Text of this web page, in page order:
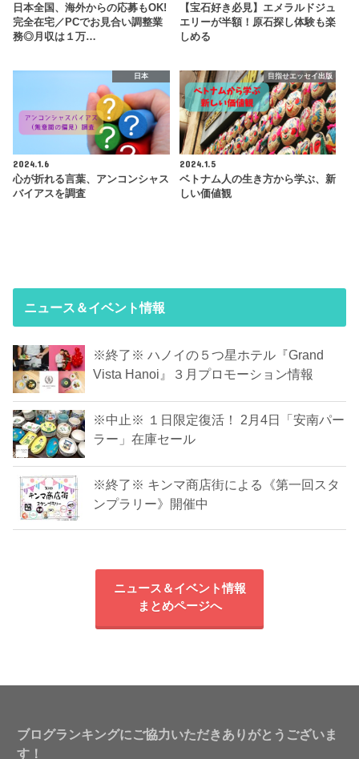
日本全国、海外からの応募もOK!
完全在宅／PCでお見合い調整業
務◎月収は１万…
【宝石好き必見】エメラルドジュ
エリーが半額！原石探し体験も楽
しめる
日本
2024.1.6
心が折れる言葉、アンコンシャス
バイアスを調査
目指せエッセイ出版
2024.1.5
ベトナム人の生き方から学ぶ、新
しい価値観
ニュース＆イベント情報
※終了※ ハノイの５つ星ホテル『Grand
Vista Hanoi』３月プロモーション情報
※中止※ １日限定復活！ 2月4日「安南パー
ラー」在庫セール
※終了※ キンマ商店街による《第一回スタ
ンプラリー》開催中
ニュース＆イベント情報
まとめページへ
ブログランキングにご協力いただきありがとうございま
す！